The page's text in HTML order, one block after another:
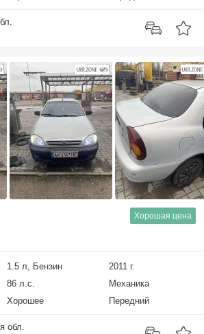
Хорошая цена
1.5 л, Бензин
2011 г.
86 л.с.
Механика
Хорошее Передний
обл.